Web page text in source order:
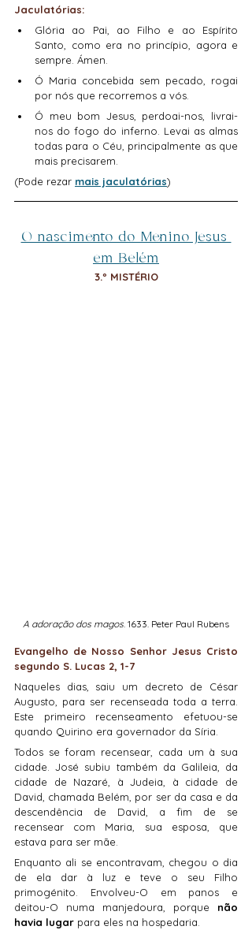
Jaculatórias:
Glória ao Pai, ao Filho e ao Espírito
Santo, como era no princípio, agora e
sempre. Ámen.
Ó Maria concebida sem pecado, rogai
por nós que recorremos a vós.
Ó meu bom Jesus, perdoai-nos, livrai-
nos do fogo do inferno. Levai as almas
todas para o Céu, principalmente as que
mais precisarem.
(Pode rezar mais jaculatórias)
O nascimento do Menino Jesus
em Belém
3.º MISTÉRIO
A adoração dos magos. 1633. Peter Paul Rubens
Evangelho de Nosso Senhor Jesus Cristo
segundo S. Lucas 2, 1-7
Naqueles dias, saiu um decreto de César
Augusto, para ser recenseada toda a terra.
Este primeiro recenseamento efetuou-se
quando Quirino era governador da Síria.
Todos se foram recensear, cada um à sua
cidade. José subiu também da Galileia, da
cidade de Nazaré, à Judeia, à cidade de
David, chamada Belém, por ser da casa e da
descendência de David, a fim de se
recensear com Maria, sua esposa, que
estava para ser mãe.
Enquanto ali se encontravam, chegou o dia
de ela dar à luz e teve o seu Filho
primogénito. Envolveu-O em panos e
deitou-O numa manjedoura, porque não
havia lugar para eles na hospedaria.